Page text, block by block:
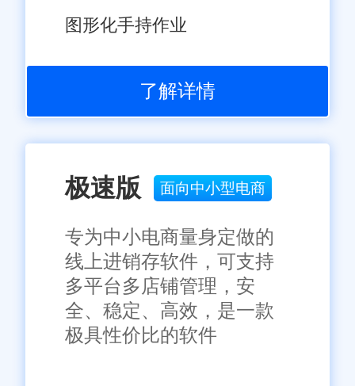
图形化手持作业
了解详情
极速版 面向中小型电商
专为中小电商量身定做的
线上进销存软件，可支持
多平台多店铺管理，安
全、稳定、高效，是一款
极具性价比的软件